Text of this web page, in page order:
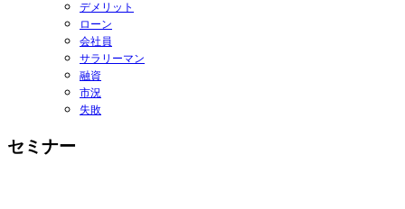
デメリット
ローン
会社員
サラリーマン
融資
市況
失敗
セミナー